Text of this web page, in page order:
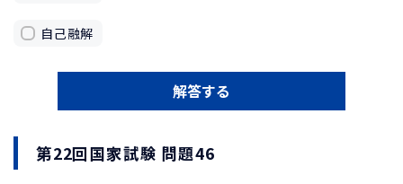
自己融解
解答する
第22回国家試験 問題46